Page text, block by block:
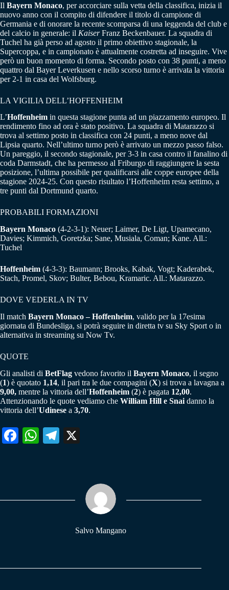
Il Bayern Monaco, per accorciare sulla vetta della classifica, inizia il
nuovo anno con il compito di difendere il titolo di campione di
Germania e di onorare la recente scomparsa di una leggenda del club e
del calcio in generale: il KaiserFranz Beckenbauer. La squadra di
Tuchel ha già perso ad agosto il primo obiettivo stagionale, la
Supercoppa, e in campionato è attualmente costretta ad inseguire. Vive
però un buon momento di forma. Secondo posto con 38 punti, a meno
quattro dal Bayer Leverkusen e nello scorso turno è arrivata la vittoria
per 2-1 in casa del Wolfsburg.
LA VIGILIA DELL’HOFFENHEIM
L’Hoffenheim in questa stagione punta ad un piazzamento europeo. Il
rendimento fino ad ora è stato positivo. La squadra di Matarazzo si
trova al settimo posto in classifica con 24 punti, a meno nove dal
Lipsia quarto. Nell’ultimo turno però è arrivato un mezzo passo falso.
Un pareggio, il secondo stagionale, per 3-3 in casa contro il fanalino di
coda Darmstadt, che ha permesso al Friburgo di raggiungere la sesta
posizione, l’ultima possibile per qualificarsi alle coppe europee della
stagione 2024-25. Con questo risultato l’Hoffenheim resta settimo, a
tre punti dal Dortmund quarto.
PROBABILI FORMAZIONI
Bayern Monaco (4-2-3-1): Neuer; Laimer, De Ligt, Upamecano,
Davies; Kimmich, Goretzka; Sane, Musiala, Coman; Kane. All.:
Tuchel
Hoffenheim (4-3-3): Baumann; Brooks, Kabak, Vogt; Kaderabek,
Stach, Promel, Skov; Bulter, Bebou, Kramaric. All.: Matarazzo.
DOVE VEDERLA IN TV
Il match Bayern Monaco – Hoffenheim, valido per la 17esima
giornata di Bundesliga, si potrà seguire in diretta tv su Sky Sport o in
alternativa in streaming su Now Tv.
QUOTE
Gli analisti di BetFlag vedono favorito il Bayern Monaco, il segno
(1) è quotato 1,14, il pari tra le due compagini (X) si trova a lavagna a
9,00, mentre la vittoria dell’Hoffenheim (2) è pagata 12,00.
Attenzionando le quote vediamo che William Hill e Snai danno la
vittoria dell’Udinese a 3,70.
Fa W
pp
Te
m
Salvo Mangano